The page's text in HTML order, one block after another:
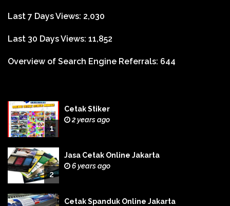
Last 7 Days Views: 2,030
Last 30 Days Views: 11,852
Overview of Search Engine Referrals: 644
1
Cetak Stiker
2 years ago
2
Jasa Cetak Online Jakarta
6 years ago
Cetak Spanduk Online Jakarta